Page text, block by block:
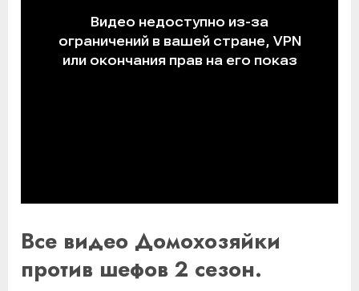
Все видео Домохозяйки
против шефов 2 сезон.